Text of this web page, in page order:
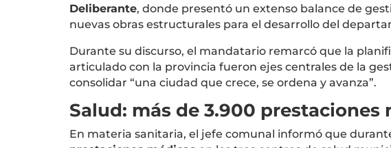
Deliberante, donde presentó un extenso balance de
nuevas obras estructurales para el desarrollo del
Durante su discurso, el mandatario remarcó que la
articulado con la provincia fueron ejes centrales de la
consolidar “una ciudad que crece, se ordena y avanza”.
Salud: más de 3.900 prestaciones
En materia sanitaria, el jefe comunal informó que